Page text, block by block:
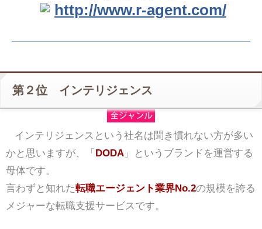
http://www.r-agent.com/
第２位 インテリジェンス
インテリジェンスという社名は聞き慣れない方が多い
かと思いますが、「 DODA」というブランドを運営する
母体です。
言わずと知れた転職エージェント業界No.2の規模を誇る
メジャーな転職支援サービスです。